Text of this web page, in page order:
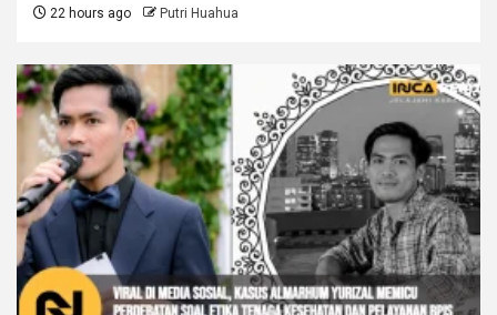
22 hours ago Putri Huahua